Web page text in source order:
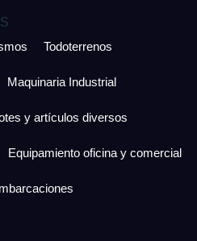
Todoterrenos
Maquinaria Industrial
y artículos diversos
Equipamiento oficina y comercial